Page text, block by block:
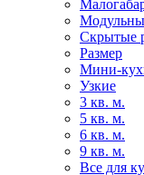
Скрытые
Размер
Мини-
Узкие
3 кв. м.
5 кв. м.
6 кв. м.
9 кв. м.
Все для